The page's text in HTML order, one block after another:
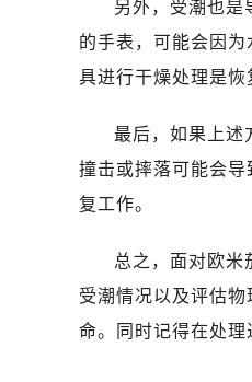
重庆
黑龙
黑龙
黑龙
黑龙
黑龙
黑龙
黑龙
另外，受潮也是
的手表，可能会因
具进行干燥处理是恢
最后，如果上述
撞击或摔落可能会
复工作。
总之，面对欧米
受潮情况以及评估
命。同时记得在处理